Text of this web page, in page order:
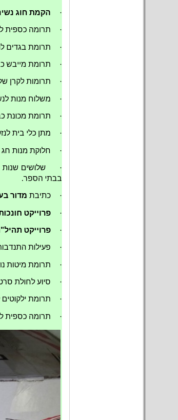
· הקמת חוג
· תרומה כספית
· תרומת בגדים
· תרומת מייבש
· תרומות לקרן
· משלוח מנות
· תרומת מכונת
· מתן כלי בית
· חלוקת מנות
· שלושים שנות
בבתי הספר.
· כתיבת מדור
· פרוייקט
· פרוייקט
· פעילות
· תרומת מיטות
· סיוע לחולת
· תרומת
· תרומה כספית